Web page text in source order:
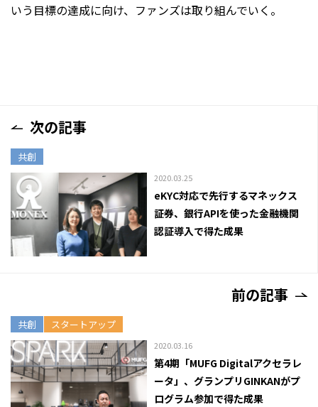
いう目標の達成に向け、ファンズは取り組んでいく。
次の記事
共創
2020.03.25
eKYC対応で先行するマネックス
証券、銀行APIを使った金融機関
認証導入で得た成果
前の記事
共創 スタートアップ
2020.03.16
第4期「MUFG Digitalアクセラレ
ータ」、グランプリGINKANがプ
ログラム参加で得た成果